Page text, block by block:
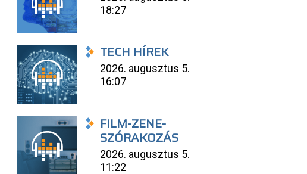
18:27
TECH HÍREK
2026. augusztus 5.
16:07
FILM-ZENE-
SZÓRAKOZÁS
2026. augusztus 5.
11:22